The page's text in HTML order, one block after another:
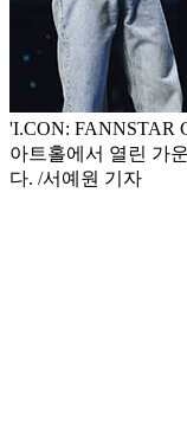
'I.CON: FANNSTAR
아트홀에서 열린 가
다. /서예원 기자